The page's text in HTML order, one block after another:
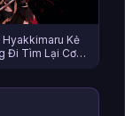
Hyakkimaru Kẻ
Đi Tìm Lại Cơ